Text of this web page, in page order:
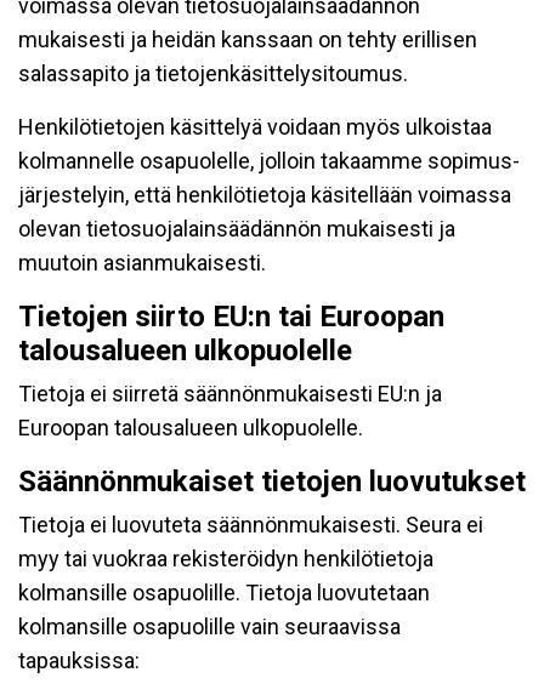
voimassa olevan tietosuojalainsäädännön
mukaisesti ja heidän kanssaan on tehty erillisen
salassapito ja tietojenkäsittelysitoumus.
Henkilötietojen käsittelyä voidaan myös ulkoistaa
kolmannelle osapuolelle, jolloin takaamme sopimus-
järjestelyin, että henkilötietoja käsitellään voimassa
olevan tietosuojalainsäädännön mukaisesti ja
muutoin asianmukaisesti.
Tietojen siirto EU:n tai Euroopan
talousalueen ulkopuolelle
Tietoja ei siirretä säännönmukaisesti EU:n ja
Euroopan talousalueen ulkopuolelle.
Säännönmukaiset tietojen luovutukset
Tietoja ei luovuteta säännönmukaisesti. Seura ei
myy tai vuokraa rekisteröidyn henkilötietoja
kolmansille osapuolille. Tietoja luovutetaan
kolmansille osapuolille vain seuraavissa
tapauksissa: